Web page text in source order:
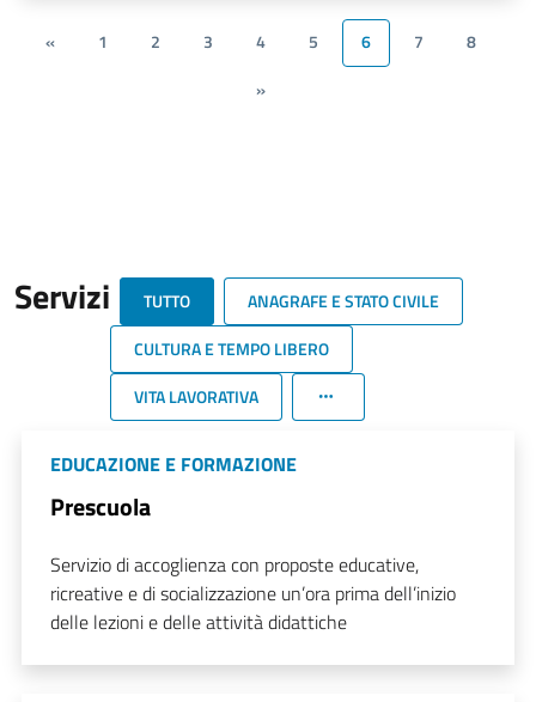
« 1 2 3 4 5 6 7
8
»
Servizi TUTTO
ANAGRAFE E STATO CIVILE
CULTURA E TEMPO LIBERO
VITA LAVORATIVA
EDUCAZIONE E FORMAZIONE
Prescuola
Servizio di accoglienza con proposte educative,
ricreative e di socializzazione un’ora prima dell’inizio
delle lezioni e delle attività didattiche